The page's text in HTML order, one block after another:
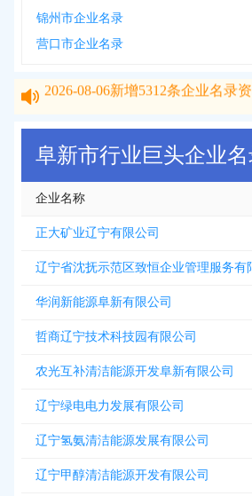
锦州市企业名录
营口市企业名录
阜新市行业巨头企业名
企业名称
正大矿业辽宁有限公司
辽宁省沈抚示范区致恒企业管理服务有
华润新能源阜新有限公司
哲商辽宁技术科技园有限公司
农光互补清洁能源开发阜新有限公司
辽宁绿电电力发展有限公司
辽宁氢氨清洁能源发展有限公司
辽宁甲醇清洁能源开发有限公司